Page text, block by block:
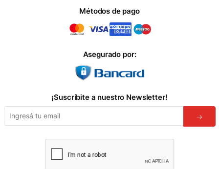
Métodos de pago
Asegurado por:
¡Suscribite a nuestro Newsletter!